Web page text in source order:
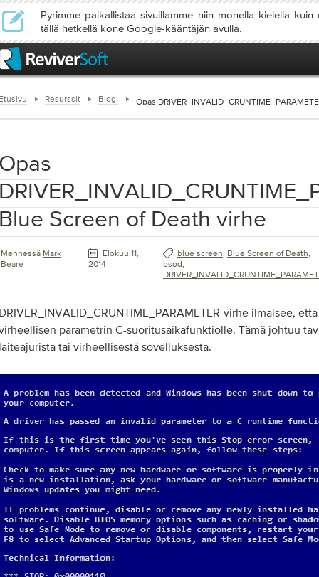
Pyrimme paikallistaa sivuillamme niin monella kielellä
tällä hetkellä kone Google-kääntäjän avulla.
Resurssit Blogi Opas
Screen of Death virhe
Mennessä Mark
Beare
Elokuu 11,
2014
blue screen, Blue Screen of Death,
bsod,
virhe ilmaisee,
parametrin C-suoritusaikafunktiolle. Tämä johtuu
tai virheellisestä sovelluksesta.